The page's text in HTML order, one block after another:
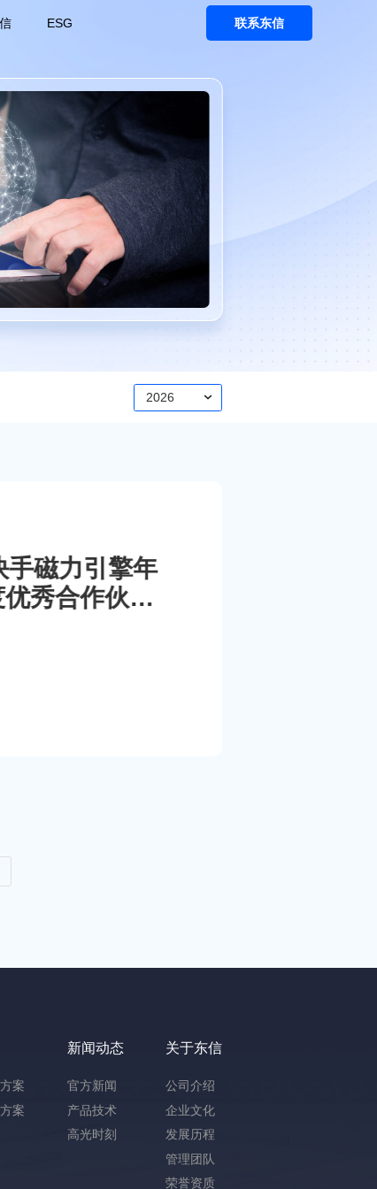
ESG 联系东信
2026
手磁力引擎年
秀合作伙
案
案
新闻动态
官方新闻
产品技术
高光时刻
关于东信
公司介绍
企业文化
发展历程
管理团队
荣誉资质